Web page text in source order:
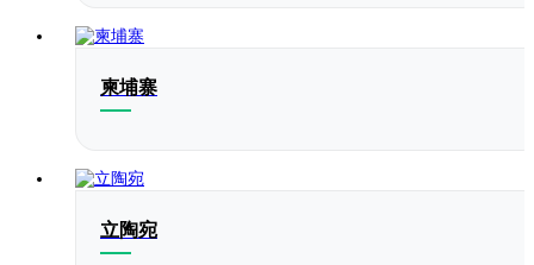
柬埔寨
立陶宛